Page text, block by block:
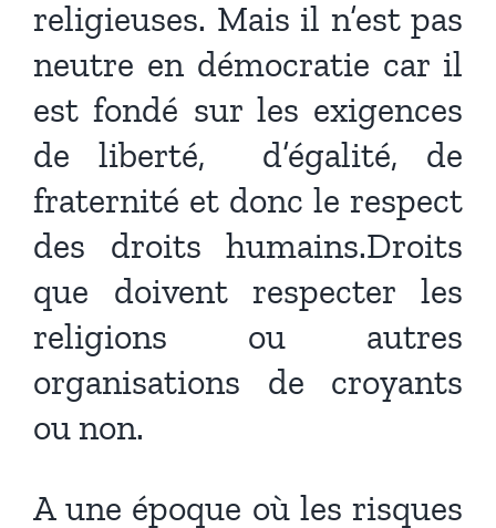
religieuses. Mais il n’est pas
neutre en démocratie car il
est fondé sur les exigences
de liberté, d’égalité, de
fraternité et donc le respect
des droits humains.Droits
que doivent respecter les
religions ou autres
organisations de croyants
ou non.
A une époque où les risques